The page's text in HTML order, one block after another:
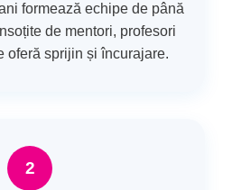
formează echipe de până
de mentori, profesori
oferă sprijin și încurajare.
2